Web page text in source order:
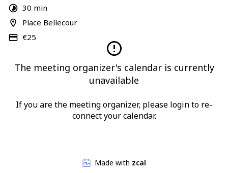
30 min
Place Bellecour
€25
The meeting organizer's calendar is currently
unavailable
If you are the meeting organizer, please login to re-
connect your calendar.
Made with zcal